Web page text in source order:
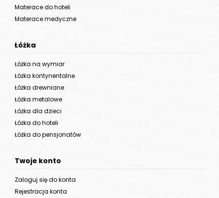
Materace do hoteli
Materace medyczne
Łóżka
Łóżka na wymiar
Łóżka kontynentalne
Łóżka drewniane
Łóżka metalowe
Łóżka dla dzieci
Łóżka do hoteli
Łóżka do pensjonatów
Twoje konto
Zaloguj się do konta
Rejestracja konta